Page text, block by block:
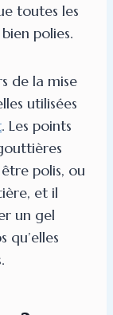
toutes les
polies.
de la mise
utilisées
. Les points
polis, ou
et il
un gel
qu’elles